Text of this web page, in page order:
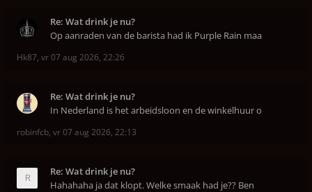
Re: Wat drink je nu?
Op aanraden van de barista had ik Purple Rain maa
Hk87, vr 07 aug 2026, 22:26
Re: Wat drink je nu?
In Nederland is het arbeidsloon en de winkelhuur o
robinfcb, vr 07 aug 2026, 22:13
Re: Wat drink je nu?
Hahahaha ja dat klopt. Welke smaak had je?? Ben